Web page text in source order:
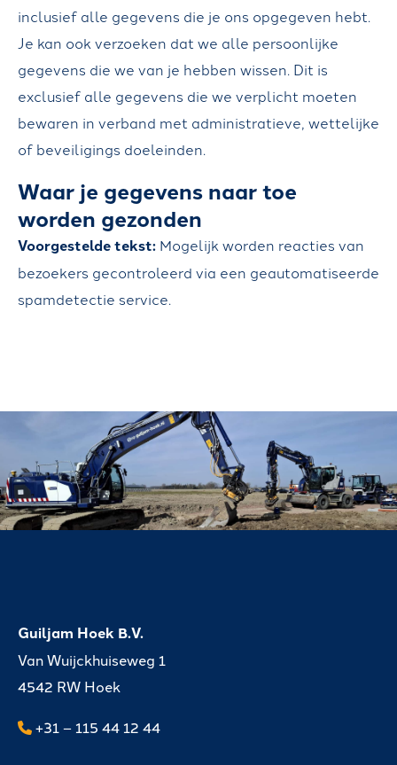
inclusief alle gegevens die je ons opgegeven hebt.
Je kan ook verzoeken dat we alle persoonlijke
gegevens die we van je hebben wissen. Dit is
exclusief alle gegevens die we verplicht moeten
bewaren in verband met administratieve, wettelijke
of beveiligings doeleinden.
Waar je gegevens naar toe
worden gezonden
Voorgestelde tekst: Mogelijk worden reacties van
bezoekers gecontroleerd via een geautomatiseerde
spamdetectie service.
Guiljam Hoek B.V.
Van Wuijckhuiseweg 1
4542 RW Hoek
+31 – 115 44 12 44